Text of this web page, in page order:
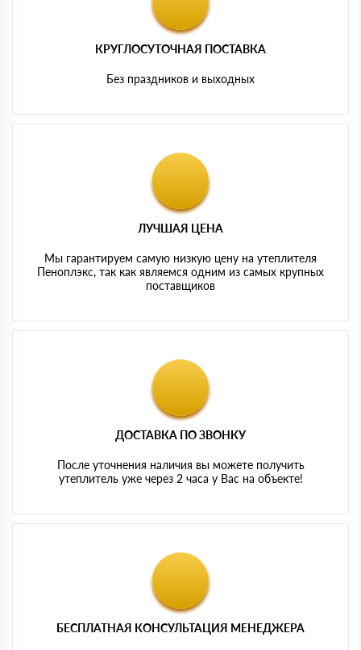
КРУГЛОСУТОЧНАЯ ПОСТАВКА
Без праздников и выходных
ЛУЧШАЯ ЦЕНА
Мы гарантируем самую низкую цену на утеплителя
Пеноплэкс, так как являемся одним из самых крупных
поставщиков
ДОСТАВКА ПО ЗВОНКУ
После уточнения наличия вы можете получить
утеплитель уже через 2 часа у Вас на объекте!
БЕСПЛАТНАЯ КОНСУЛЬТАЦИЯ МЕНЕДЖЕРА